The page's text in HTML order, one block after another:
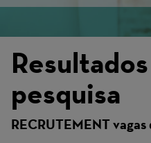
pesquisa
RECRUTEMENT